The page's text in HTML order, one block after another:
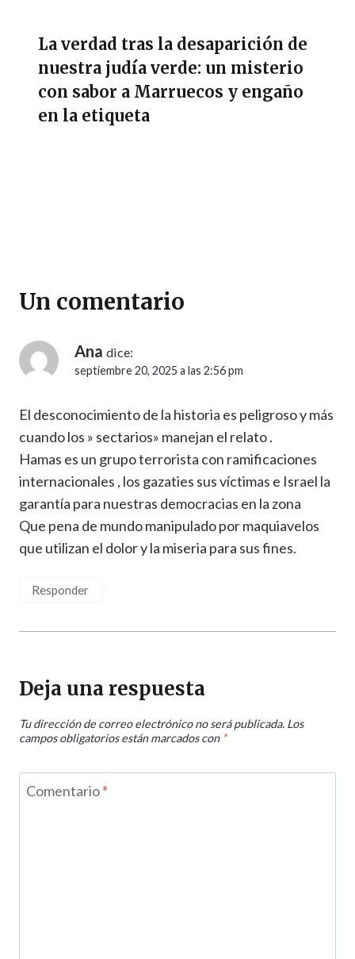
La verdad tras la desaparición de
nuestra judía verde: un misterio
con sabor a Marruecos y engaño
en la etiqueta
Un comentario
Ana dice:
septiembre 20, 2025 a las 2:56 pm
El desconocimiento de la historia es peligroso y más
cuando los » sectarios» manejan el relato .
Hamas es un grupo terrorista con ramificaciones
internacionales , los gazaties sus víctimas e Israel la
garantía para nuestras democracias en la zona
Que pena de mundo manipulado por maquiavelos
que utilizan el dolor y la miseria para sus fines.
Responder
Deja una respuesta
Tu dirección de correo electrónico no será publicada. Los
campos obligatorios están marcados con *
Comentario*